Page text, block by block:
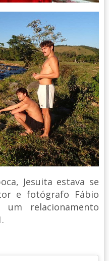
Jesuita estava se
e fotógrafo Fábio
relacionamento